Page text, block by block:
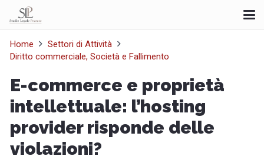
Home
Settori di Attività
Diritto commerciale, Società e Fallimento
E-commerce e proprietà
intellettuale: l’hosting
provider risponde delle
violazioni?